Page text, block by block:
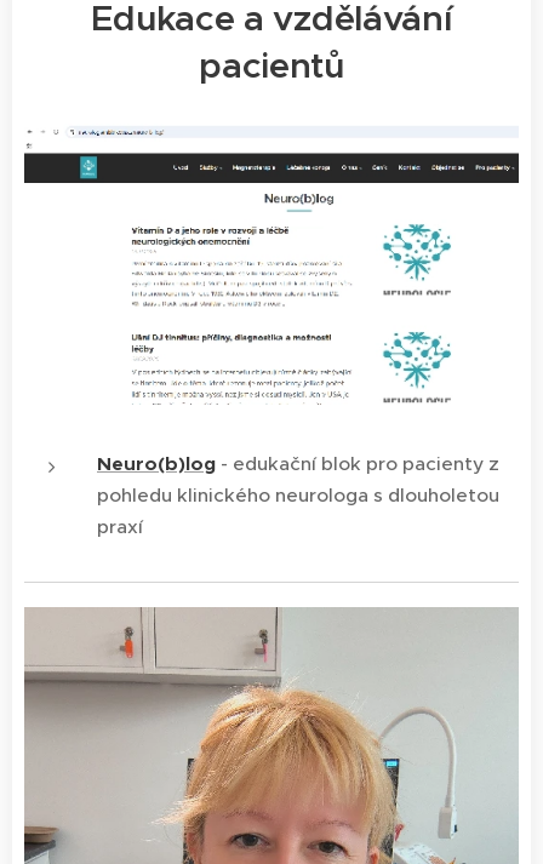
Edukace a vzdělávání
pacientů
Neuro(b)log - edukační blok pro pacienty z
pohledu klinického neurologa s dlouholetou
praxí